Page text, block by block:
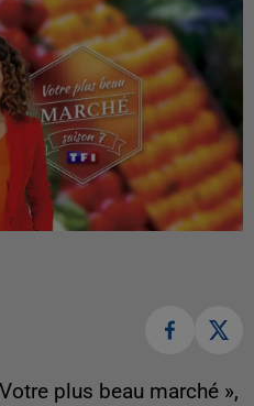
plus beau marché »,